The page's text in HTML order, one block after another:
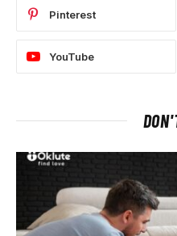
Pinterest
YouTube